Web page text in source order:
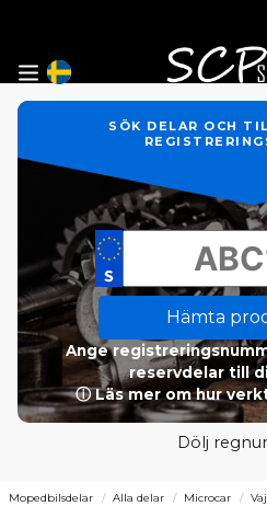
SÖK DELAR OCH
Hämta
Ange
reservdelar till
ⓘ Läs mer om hur
Dölj
Mopedbilsdelar Alla delar Microcar